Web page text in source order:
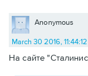
Anonymous
March 30 2016,
На сайте